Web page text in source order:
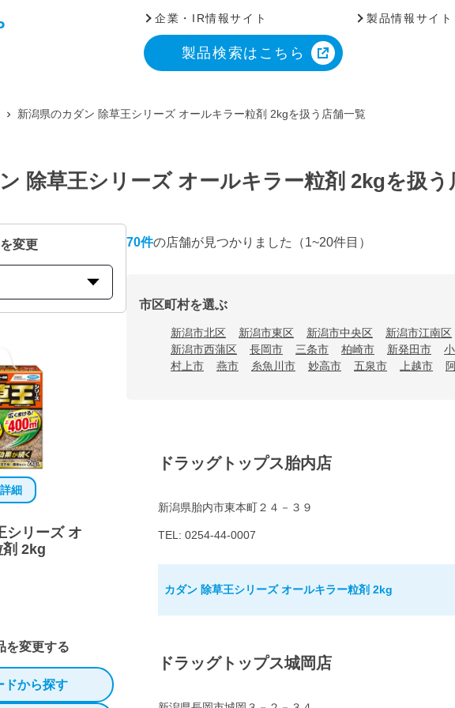
企業・IR情報サイト 製品情報サイト
製品検索はこちら
新潟県のカダン 除草王シリーズ オールキラー粒剤 2kgを扱う店舗一覧
除草王シリーズ オールキラー粒剤 2kgを扱う
変更
細
シリーズ オ
剤 2kg
を変更する
ドから探す
70件の店舗が見つかりました （1~20件目）
市区町村を選ぶ
新潟市北区 新潟市東区 新潟市中央区 新潟市江南区
新潟市西蒲区
長岡市 三条市 柏崎市 新発田市
村上市
燕市 糸魚川市 妙高市 五泉市 上越市
ドラッグトップス胎内店
新潟県胎内市東本町２４－３９
TEL: 0254-44-0007
カダン 除草王シリーズ オールキラー粒剤 2kg
ドラッグトップス城岡店